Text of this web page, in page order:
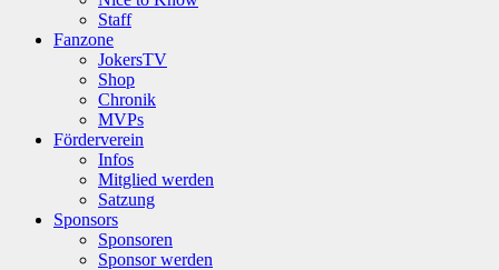
Staff
Fanzone
JokersTV
Shop
Chronik
MVPs
Förderverein
Infos
Mitglied werden
Satzung
Sponsors
Sponsoren
Sponsor werden